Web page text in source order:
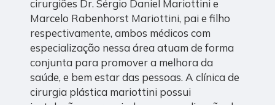
cirurgiões Dr. Sérgio Daniel Mariottini e
Marcelo Rabenhorst Mariottini, pai e filho
respectivamente, ambos médicos com
especialização nessa área atuam de forma
conjunta para promover a melhora da
saúde, e bem estar das pessoas. A clínica de
cirurgia plástica mariottini possui